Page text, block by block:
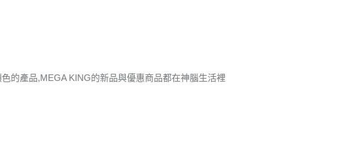
的產品,MEGA KING的新品與優惠商品都在神腦生活裡